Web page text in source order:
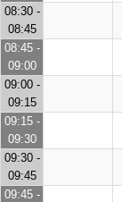
08:30 -
08:45
08:45 -
09:00
09:00 -
09:15
09:15 -
09:30
09:30 -
09:45
09:45 -